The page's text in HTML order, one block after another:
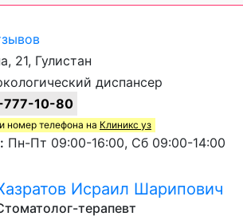
21, Гулистан
диспансер
10-80
номер телефона на Клиникс уз
Пн-Пт 09:00-16:00, Сб 09:00-14:00
Исраил Шарипович
терапевт